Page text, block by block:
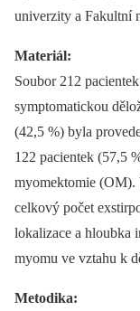
univerzity a Fakultní
Materiál:
Soubor 212
symptomatickou
(42,5 %) byla
122 pacientek (57,5
myomektomie (OM).
celkový počet
lokalizace a hloubka
myomu ve vztahu k
Metodika: